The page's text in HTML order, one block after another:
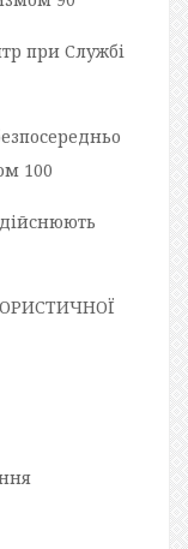
при Службі
100